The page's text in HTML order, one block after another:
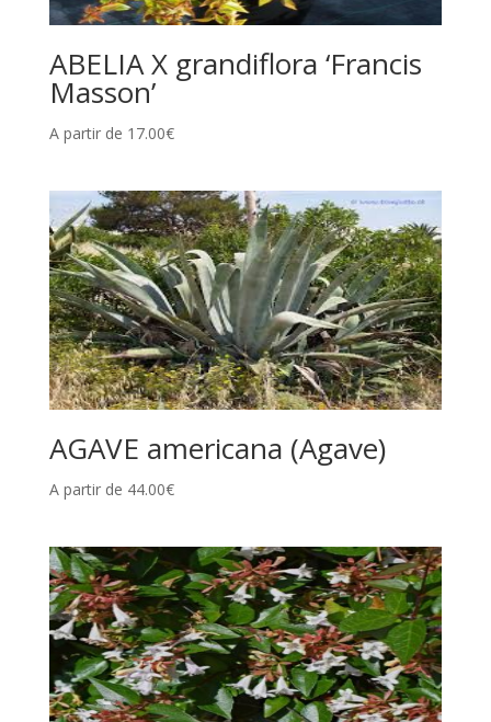
ABELIA X grandiflora ‘Francis
Masson’
A partir de 17.00€
AGAVE americana (Agave)
A partir de 44.00€